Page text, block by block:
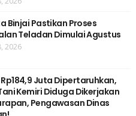
Binjai Pastikan Proses
Teladan Dimulai Agustus
2026
Juta Dipertaruhkan,
Kemiri Diduga Dikerjakan
Pengawasan Dinas